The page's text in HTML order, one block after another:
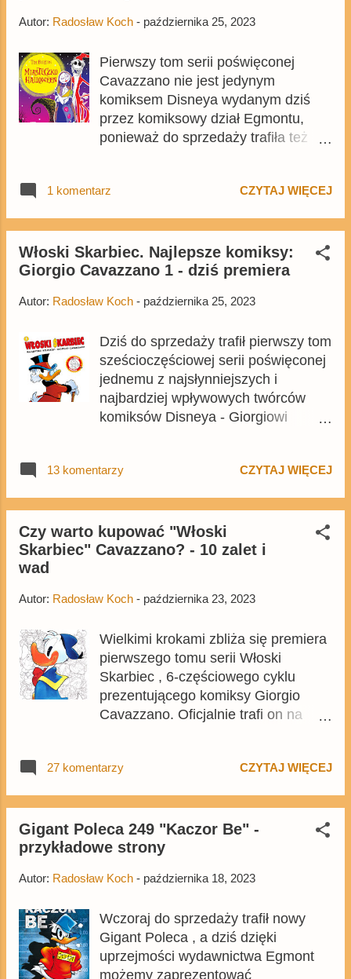
59,99 zł.
Autor: Radosław Koch - października 25, 2023
Pierwszy tom serii poświęconej
Cavazzano nie jest jedynym
komiksem Disneya wydanym dziś
przez komiksowy dział Egmontu,
ponieważ do sprzedaży trafiła też
Halloween (The Nightmare Before
wydany w formacie A5 kosztuje
32,99 zł i można go kupić m.in. na
Egmont.pl .
1 komentarz CZYTAJ WIĘCEJ
Włoski Skarbiec. Najlepsze komiksy:
Giorgio Cavazzano 1 - dziś premiera
Autor: Radosław Koch - października 25, 2023
Dziś do sprzedaży trafił pierwszy tom
sześcioczęściowej serii poświęconej
jednemu z najsłynniejszych i
najbardziej wpływowych twórców
komiksów Disneya - Giorgiowi
okładkowej 69,99 zł, liczy 208 stron,
możecie zamówić m.in. z Egmont.pl .
13 komentarzy CZYTAJ WIĘCEJ
Czy warto kupować "Włoski
Skarbiec" Cavazzano? - 10 zalet i
wad
Autor: Radosław Koch - października 23, 2023
Wielkimi krokami zbliża się premiera
pierwszego tomu serii Włoski
Skarbiec , 6-częściowego cyklu
prezentującego komiksy Giorgio
Cavazzano. Oficjalnie trafi on na
warto w ogóle zainteresować się
tygodnie pojawiło się wiele tekstów,
ale skupiały się one tylko na
pojedynczych aspektach, najczęściej
rzeczywistości jednak sprawa jest
dziesięć największych zalet i wad
serii poświęconej Giorgio
Cavazzano.
27 komentarzy CZYTAJ WIĘCEJ
Gigant Poleca 249 "Kaczor Be" -
przykładowe strony
Autor: Radosław Koch - października 18, 2023
Wczoraj do sprzedaży trafił nowy
Gigant Poleca , a dziś dzięki
uprzejmości wydawnictwa Egmont
możemy zaprezentować